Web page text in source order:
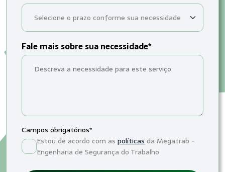
Fale mais sobre sua necessidade*
Campos obrigatórios*
Estou de acordo com as políticas da Megatrab -
Engenharia de Segurança do Trabalho